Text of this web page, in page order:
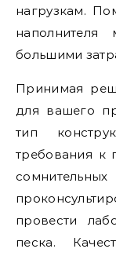
нагрузкам.
наполнителя
большими
Принимая
для вашего
тип
требования к
провести
песка.